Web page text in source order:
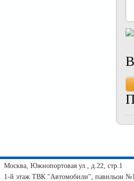
Москва, Южнопортовая ул., д.22, стр.1
1-й этаж ТВК "Автомобили", павильон